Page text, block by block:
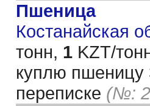
Пшеница
Костанайская
тонн, 1 KZT/
куплю пшеницу
переписке (№: